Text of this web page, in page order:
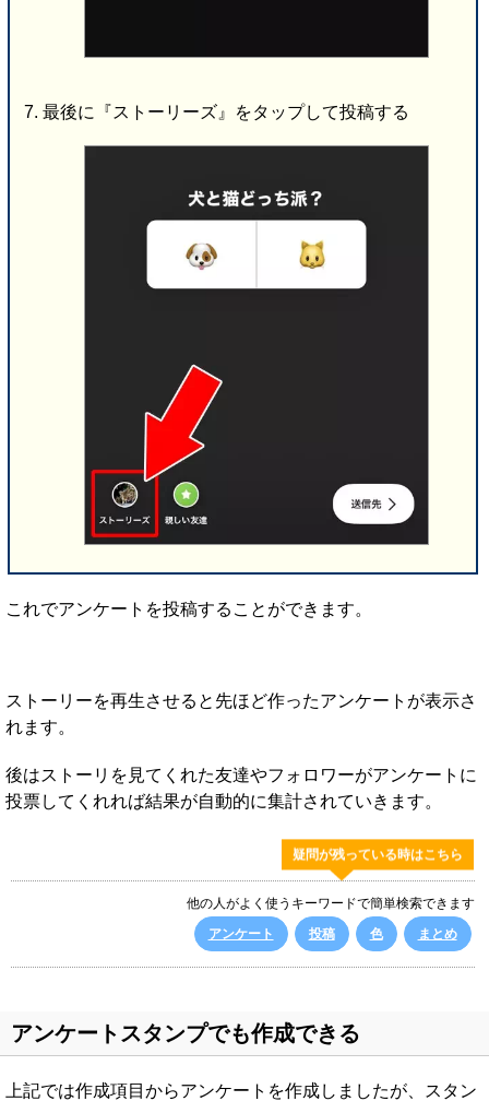
最後に『ストーリーズ』をタップして投稿する
これでアンケートを投稿することができます。
ストーリーを再生させると先ほど作ったアンケートが表示さ
れます。
後はストーリを見てくれた友達やフォロワーがアンケートに
投票してくれれば結果が自動的に集計されていきます。
疑問が残っている時はこちら
他の人がよく使うキーワードで簡単検索できます
アンケート
投稿 色 まとめ
アンケートスタンプでも作成できる
上記では作成項目からアンケートを作成しましたが、スタン